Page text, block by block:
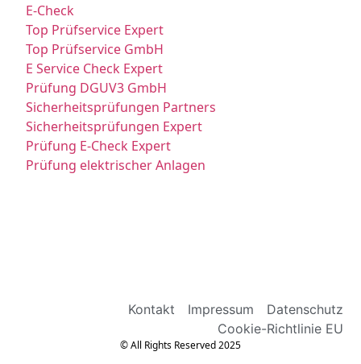
E-Check
Top Prüfservice Expert
Top Prüfservice GmbH
E Service Check Expert
Prüfung DGUV3 GmbH
Sicherheitsprüfungen Partners
Sicherheitsprüfungen Expert
Prüfung E-Check Expert
Prüfung elektrischer Anlagen
Kontakt Impressum
Datenschutz
Cookie-Richtlinie EU
© All Rights Reserved 2025